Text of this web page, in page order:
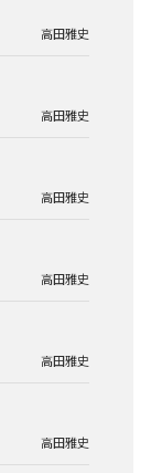
高田雅史
高田雅史
高田雅史
高田雅史
高田雅史
高田雅史